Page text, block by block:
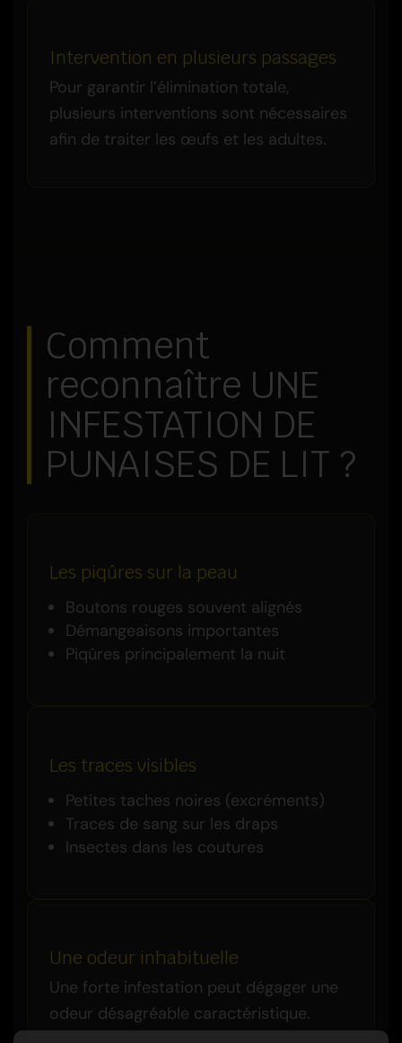
Intervention en plusieurs passages
Pour garantir l’élimination totale,
plusieurs interventions sont nécessaires
afin de traiter les œufs et les adultes.
Comment
reconnaître UNE
INFESTATION DE
PUNAISES DE LIT ?
Les piqûres sur la peau
Boutons rouges souvent alignés
Démangeaisons importantes
Piqûres principalement la nuit
Les traces visibles
Petites taches noires (excréments)
Traces de sang sur les draps
Insectes dans les coutures
Une odeur inhabituelle
Une forte infestation peut dégager une
odeur désagréable caractéristique.